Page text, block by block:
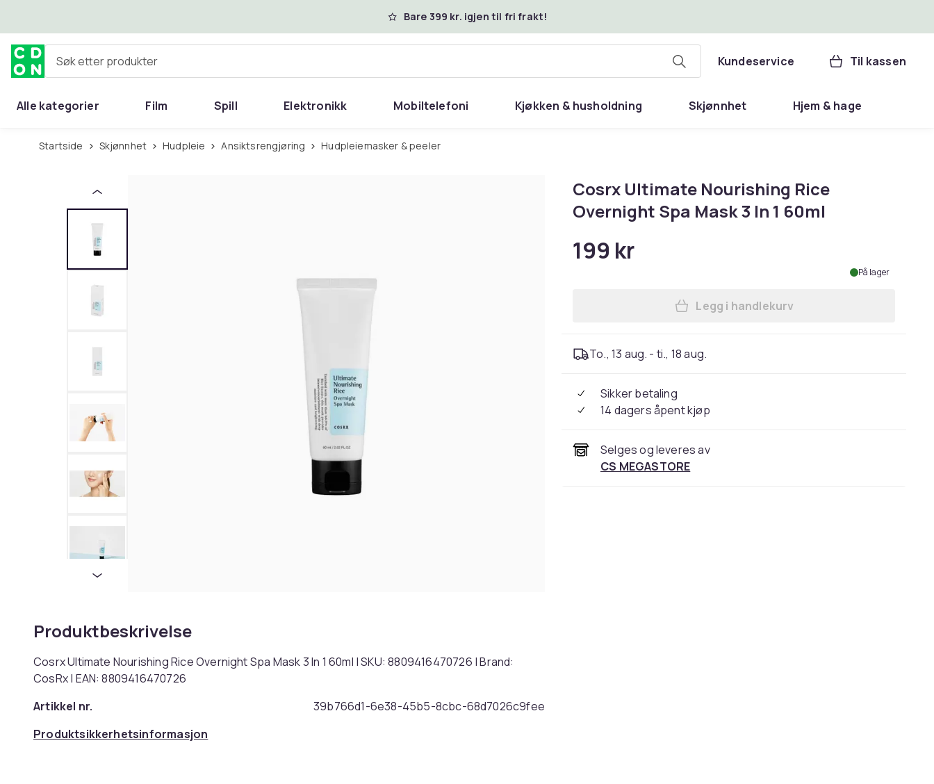
Bare 399 kr. igjen til fri frakt!
Søk etter produkter Kundeservice Til kassen
Alle kategorier Film Spill Elektronikk Mobiltelefoni Kjøkken & husholdning Skjønnhet Hjem & hage
Startside Skjønnhet Hudpleie Ansiktsrengjøring Hudpleiemasker & peeler
Produktbeskrivelse
Cosrx Ultimate Nourishing Rice Overnight Spa Mask 3 In 1 60ml | SKU: 8809416470726 | Brand:
CosRx | EAN: 8809416470726
Artikkel nr.
39b766d1-6e38-45b5-8cbc-68d7026c9fee
Produktsikkerhetsinformasjon
Cosrx Ultimate Nourishing Rice
Overnight Spa Mask 3 In 1 60ml
199 kr
På lager
Legg Cosrx Ultimate Nourishing
Legg i handlekurv
To., 13 aug. - ti., 18 aug.
Sikker betaling
14 dagers åpent kjøp
Selges og leveres av
CS MEGASTORE